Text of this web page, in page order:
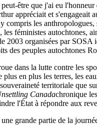
être que j'ai eu
appréciait et s'engageait
compris les
les féministes autochtones,
organisées par SOSA
des peuples autochtones
dans la lutte contre les
plus en plus les terres, les
territoriale que
Canadachronique
l'État à répondre aux
une grande partie de la